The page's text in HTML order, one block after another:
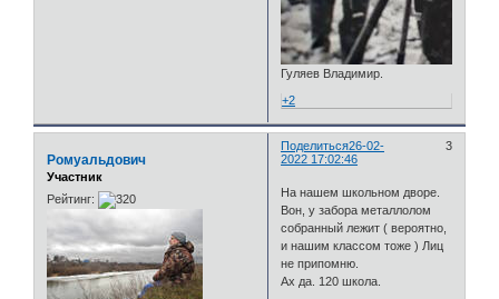
Гуляев Владимир.
+2
Поделиться 3
26-02-
2022 17:02:46
Ромуальдович
Участник
Рейтинг:
На нашем школьном дворе.
Вон, у забора металлолом
собранный лежит ( вероятно,
и нашим классом тоже ) Лиц
не припомню.
Ах да. 120 школа.